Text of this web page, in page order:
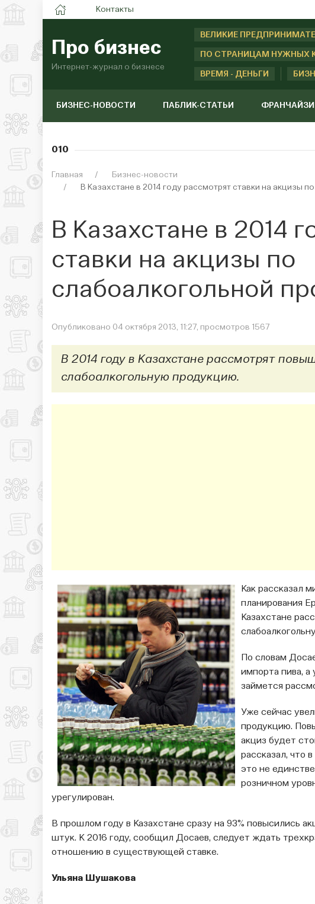
Контакты
Про бизнес
Интернет-журнал о бизнесе
ВЕЛИКИЕ
ПО СТРАНИЦАМ НУЖНЫХ
ВРЕМЯ - ДЕНЬГИ
БИЗНЕС-НОВОСТИ ПАБЛИК-СТАТЬИ
010
Главная
Бизнес-новости
В Казахстане в 2014 году рассмотрят ставки на акцизы
В Казахстане в 2014
ставки на акцизы по
слабоалкогольной
Опубликовано 04 октября 2013, 11:27, просмотров 1567
В 2014 году в Казахстане рассмотрят
слабоалкогольную продукцию.
Как рассказал
планирования
Казахстане
По словам
импорта пива,
займется
Уже сейчас
продукцию.
акциз будет
рассказал, что
это не
розничном
урегулирован.
В прошлом году в Казахстане сразу на 93% повысились
штук. К 2016 году, сообщил Досаев, следует ждать
отношению в существующей ставке.
Ульяна Шушакова